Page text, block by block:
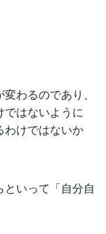
わるのであり、
はないように
わけではないか
いって「自分自